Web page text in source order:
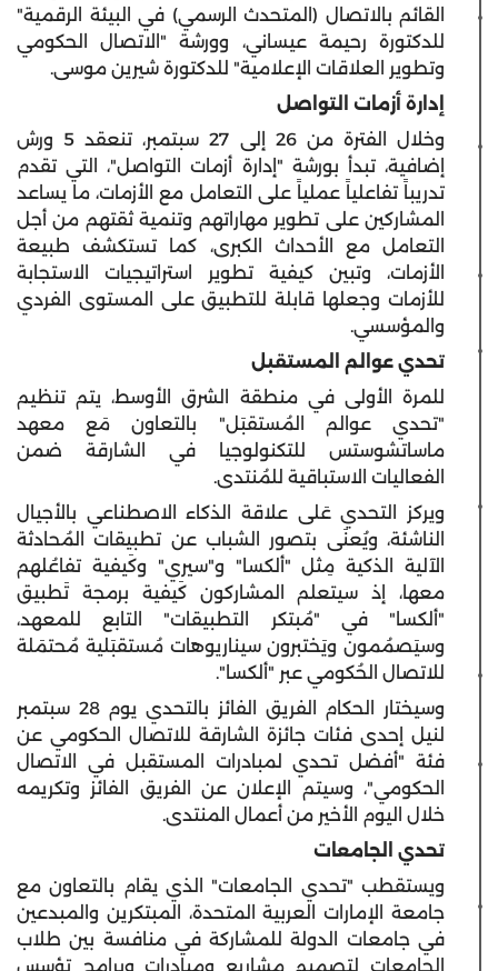
القائم بالاتصال (المتحدث الرسمي) في البيئة الرقمية"
للدكتورة رحيمة عيساني، وورشة "الاتصال الحكومي
وتطوير العلاقات الإعلامية" للدكتورة شيرين موسى.
إدارة أزمات التواصل
وخلال الفترة من 26 إلى 27 سبتمبر، تنعقد 5 ورش
إضافية، تبدأ بورشة "إدارة أزمات التواصل"، التي تقدم
تدريباً تفاعلياً عملياً على التعامل مع الأزمات، ما يساعد
المشاركين على تطوير مهاراتهم وتنمية ثقتهم من أجل
التعامل مع الأحداث الكبرى، كما تستكشف طبيعة
الأزمات، وتبين كيفية تطوير استراتيجيات الاستجابة
للأزمات وجعلها قابلة للتطبيق على المستوى الفردي
والمؤسسي.
تحدي عوالم المستقبل
للمرة الأولى في منطقة الشرق الأوسط، يتم تنظيم
"تحدي عوالم المُستقبَل" بالتعاون مَع معهد
ماساتشوستس للتكنولوجيا في الشارقة ضمن
الفعاليات الاستباقية للمُنتدى.
ويركز التحدي عَلى علاقة الذكاء الاصطناعي بالأجيال
الناشئة، ويُعنَى بتصور الشباب عن تطبيقات المُحادثة
الآلية الذكية مِثل "ألكسا" و"سيري" وكَيفية تفاعُلهم
معها، إذ سيتعلم المشاركون كَيفية برمجة تَطبيق
"ألكسا" في "مُبتكر التطبيقات" التابع للمعهد،
وسيَصمُمون ويَختبرون سيناريوهات مُستقبَلية مُحتمَلة
للاتصال الحُكومي عبر "ألكسا".
وسيختار الحكام الفريق
الفائز بالتحدي
يوم 28 سبتمبر
لنيل إحدى فئات جائزة الشارقة للاتصال الحكومي عن
فئة "أفضل تحدي لمبادرات المستقبل في الاتصال
الحكومي"، وسيتم الإعلان عن الفريق الفائز وتكريمه
خلال اليوم الأخير من أعمال المنتدى.
تحدي الجامعات
ويستقطب "تحدي الجامعات" الذي يقام بالتعاون مع
جامعة الإمارات العربية المتحدة، المبتكرين والمبدعين
في جامعات الدولة للمشاركة في منافسة بين طلاب
الجامعات لتصميم مشاريع ومبادرات وبرامج تؤسس